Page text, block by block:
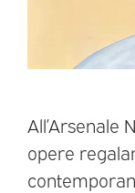
All’Arsenale
opere